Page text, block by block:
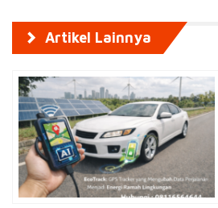
Artikel Lainnya